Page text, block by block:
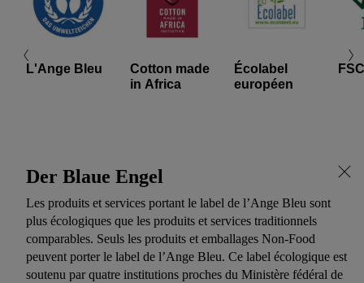
L'Ange Bleu
Cotton made
in Africa
Écolabel
européen
FSC
Der Blaue Engel
Les produits et services portant le label de l’Ange Bleu sont
plus écologiques que les produits et services traditionnels
comparables. Seuls les produits et emballages Non-Food
peuvent porter le label de l’Ange Bleu. Ce label écologique est
soutenu par quatre institutions proches du Ministère fédéral de